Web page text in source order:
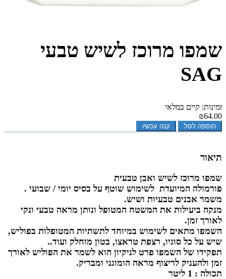
שמפו מרוכז לשיש טבעי
SAG
זמינות: קיים במלאי
₪64.00
הוספה לסל קנה עכשיו
תיאור
שמפו מרוכז לשיש ואבן טבעית
פורמולה המיועדת לשימוש שוטף על בסיס יומי / שבועי .
משמר אבנים טבעיות ושיש.
מנקה ביעילות את המשטח המטופל ונותן מראה טבעי ונקי
לאורך זמן.
השמפו מתאים לשימוש במיוחד לתשתיות המטופלות בפוליש,
שיש על כל סוגיו, רצפת טראצו, בטון מוחלק ועוד..
תפקידו של השמפו פרט לניקיון הוא לשמר את הפוליש לאורך
זמן ולהעניק לריצוף מראה הומוגני ומבריק.
תכולה : 1 ליטר